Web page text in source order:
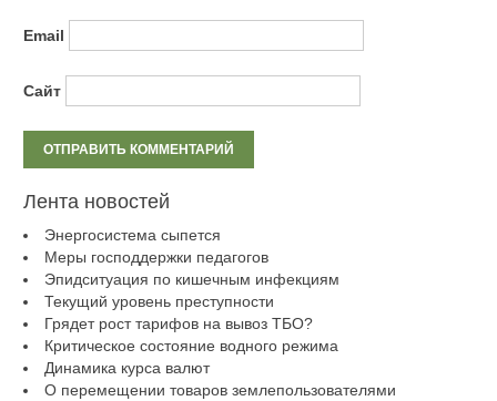
Email
Сайт
Лента новостей
Энергосистема сыпется
Меры господдержки педагогов
Эпидситуация по кишечным инфекциям
Текущий уровень преступности
Грядет рост тарифов на вывоз ТБО?
Критическое состояние водного режима
Динамика курса валют
О перемещении товаров землепользователями